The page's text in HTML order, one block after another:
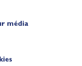
média